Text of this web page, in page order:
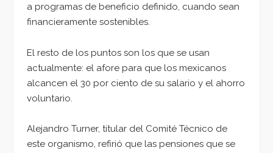
a programas de beneficio definido, cuando sean
financieramente sostenibles.
El resto de los puntos son los que se usan
actualmente: el afore para que los mexicanos
alcancen el 30 por ciento de su salario y el ahorro
voluntario.
Alejandro Turner, titular del Comité Técnico de
este organismo, refirió que las pensiones que se